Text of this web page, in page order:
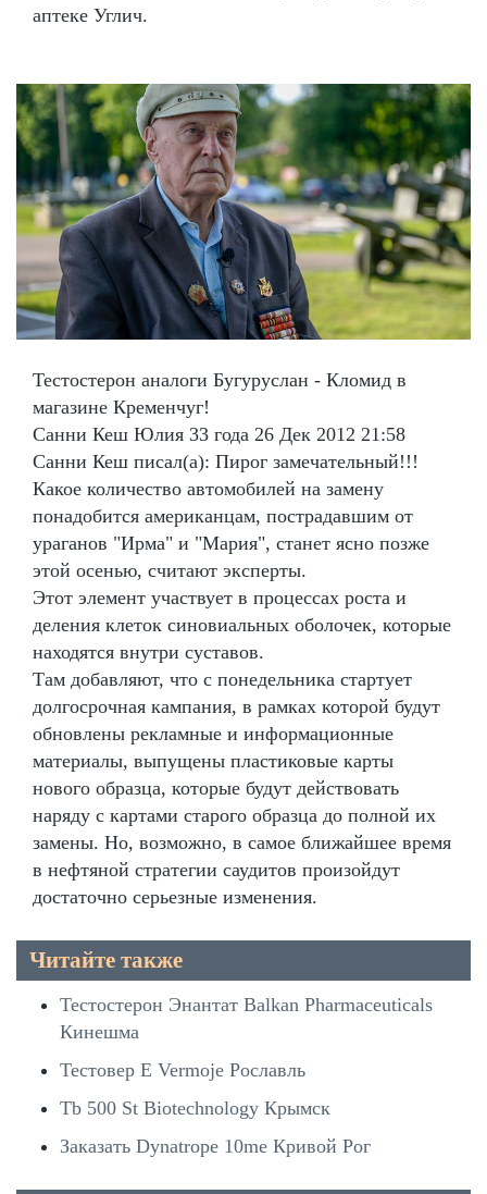
аптеке Углич.
Тестостерон аналоги Бугуруслан - Кломид в
магазине Кременчуг!
Санни Кеш Юлия 33 года 26 Дек 2012 21:58
Санни Кеш писал(а): Пирог замечательный!!!
Какое количество автомобилей на замену
понадобится американцам, пострадавшим от
ураганов "Ирма" и "Мария", станет ясно позже
этой осенью, считают эксперты.
Этот элемент участвует в процессах роста и
деления клеток синовиальных оболочек, которые
находятся внутри суставов.
Там добавляют, что с понедельника стартует
долгосрочная кампания, в рамках которой будут
обновлены рекламные и информационные
материалы, выпущены пластиковые карты
нового образца, которые будут действовать
наряду с картами старого образца до полной их
замены. Но, возможно, в самое ближайшее время
в нефтяной стратегии саудитов произойдут
достаточно серьезные изменения.
Читайте также
Тестостерон Энантат Balkan Pharmaceuticals
Кинешма
Тестовер Е Vermoje Рославль
Tb 500 St Biotechnology Крымск
Заказать Dynatrope 10me Кривой Рог